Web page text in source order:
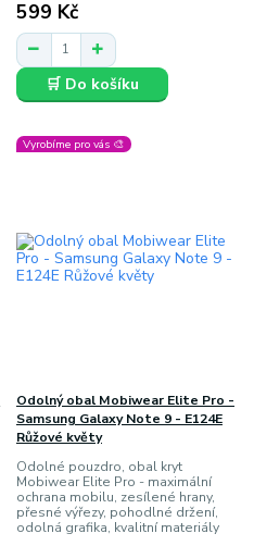
599 Kč
🛒 Do košíku
Vyrobíme pro vás 🎨
Odolný obal Mobiwear Elite Pro -
Samsung Galaxy Note 9 - E124E
Růžové květy
Odolné pouzdro, obal kryt
Mobiwear Elite Pro - maximální
ochrana mobilu, zesílené hrany,
přesné výřezy, pohodlné držení,
odolná grafika, kvalitní materiály